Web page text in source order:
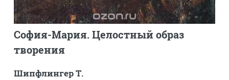
София-Мария. Целостный образ
творения
Шипфлингер Т.